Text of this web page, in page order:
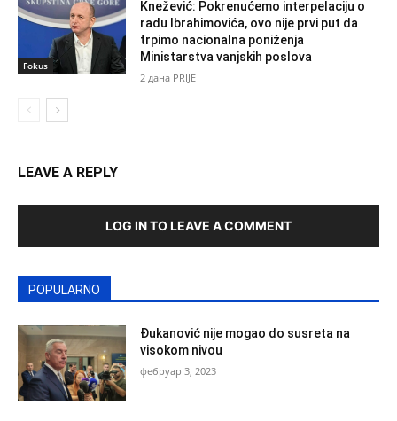
Fokus
Knežević: Pokrenućemo interpelaciju o
radu Ibrahimovića, ovo nije prvi put da
trpimo nacionalna poniženja
Ministarstva vanjskih poslova
2 дана PRIJE
LEAVE A REPLY
LOG IN TO LEAVE A COMMENT
POPULARNO
Đukanović nije mogao do susreta na
visokom nivou
фебруар 3, 2023